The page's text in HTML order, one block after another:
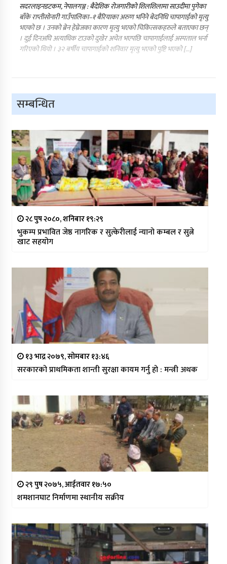
सदरलाइनडटकम, नेपालगञ्ज : बैदेशिक रोजगारीको शिलशिलामा साउदीमा पुगेका
बाँके राप्तीसोनारी गाउँपालिका–१ बैरियाका अरुण भनिने बेदनिधि चापागाईको मृत्यु
भएको छ । उनको ब्रेन हेम्रेजका कारण मृत्यु भएको चिकित्सकहरुले बताएका छन्
। दुई दिनअघि अत्याधिक टाउको दुखेर अचेत भएपछि चापागाईलाई अस्पताल भर्ना
गरिएको थियो । ३२ बर्षीय चापागाईको शनिवार मृत्यु भएको पुष्टि भएको […]
सम्बन्धित
२८ पुष २०८०, शनिबार १९:२९
भुकम्प प्रभावित जेष्ठ नागरिक र सुत्केरीलाई न्यानो कम्बल र सुत्ने
खाट सहयोग
१३ भाद्र २०७९, सोमबार १३:४६
सरकारको प्राथमिकता शान्ती सुरक्षा कायम गर्नु हो : मन्त्री अथक
२९ पुष २०७५, आईतवार १७:५०
शमशानघाट निर्माणमा स्थानीय सक्रीय